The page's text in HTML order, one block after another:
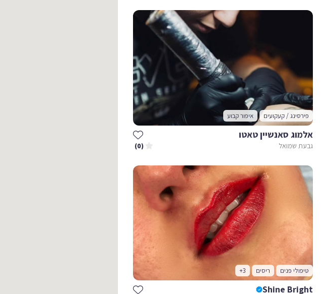
פירסינג / קעקועים איפור קבוע
אלמוג סאנשיין טאטו
גבעת שמואל (0)
טיפולי פנים ריסים +3
Shine Bright